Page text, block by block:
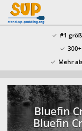
Skip
#1
Mehr
Bluefin
Bluefin
SSV:
In unserem
aktuellen
überzeugt!